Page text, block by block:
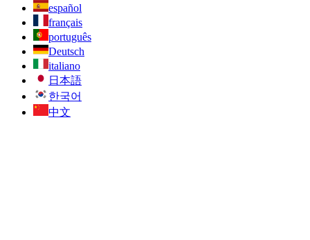
español
français
português
Deutsch
italiano
日本語
한국어
中文